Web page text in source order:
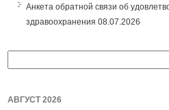
Анкета обратной связи об
здравоохранения 08.07.2026
АВГУСТ 2026